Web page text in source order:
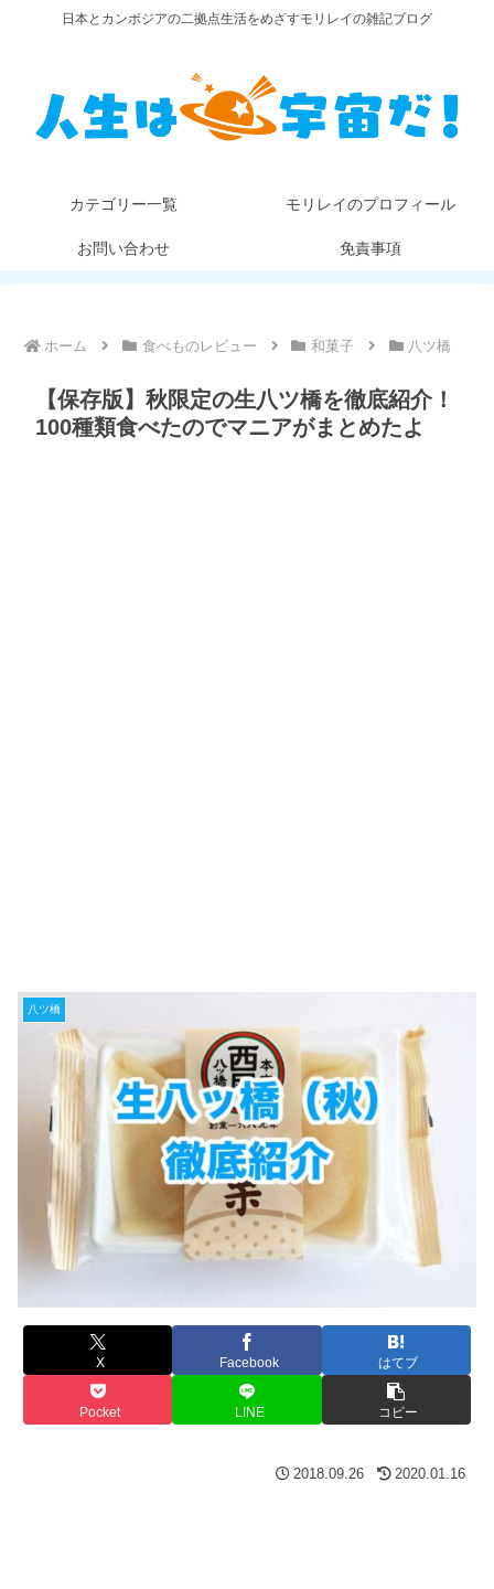
日本とカンボジアの二拠点生活をめざすモリレイの雑記ブログ
カテゴリー一覧 モリレイのプロフィール
お問い合わせ 免責事項
ホーム 食べものレビュー 和菓子 八ツ橋
【保存版】秋限定の生八ツ橋を徹底紹介！
100種類食べたのでマニアがまとめたよ
八ツ橋
X Facebook はてブ
Pocket LINE コピー
2018.09.26 2020.01.16